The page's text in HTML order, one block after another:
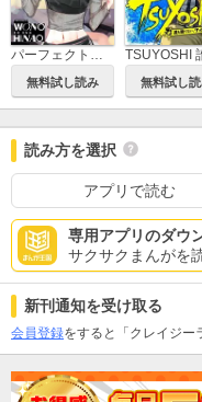
パーフェクトグリッター
無料試し読み 無料試し
読み方を選択
アプリで読む
専用アプリのダウ
サクサクまんがを
新刊通知を受け取る
会員登録をすると「クレイジー